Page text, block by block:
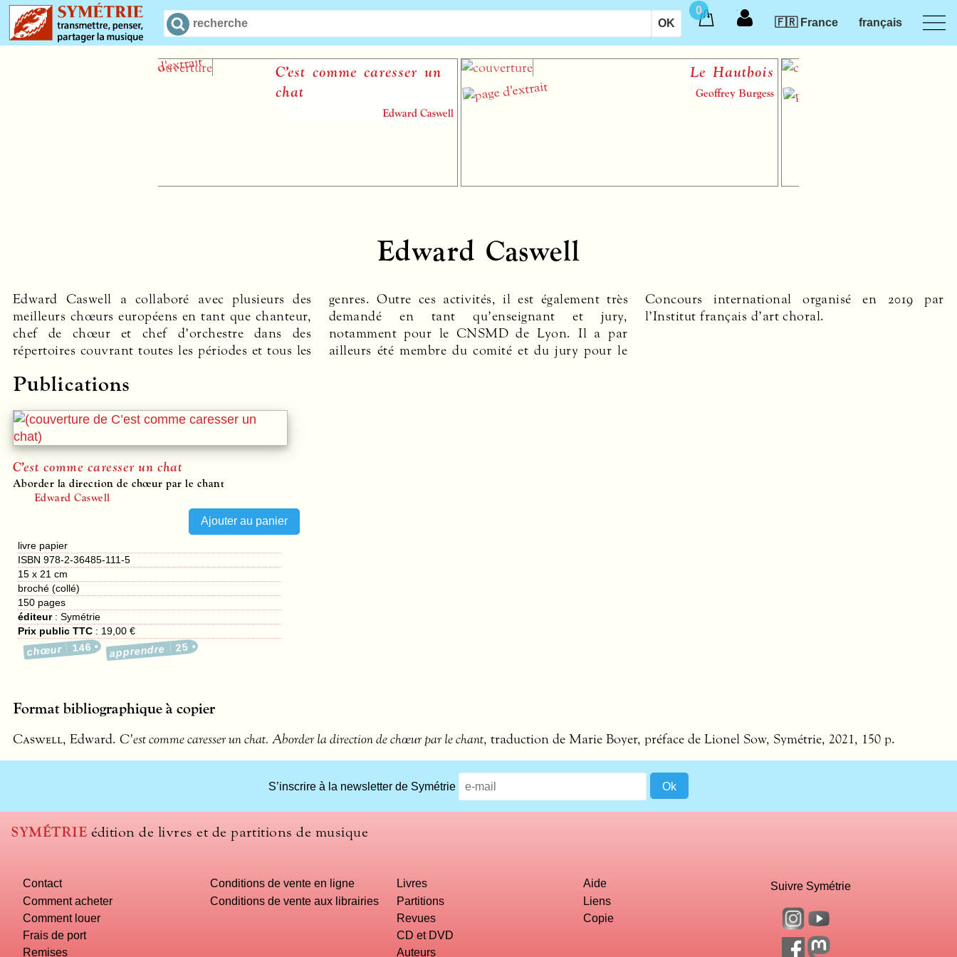
0
🇫🇷 France
français
C’est comme caresser un
chat
Edward Caswell
Le Hautbois
Geoffrey Burgess
Edward Caswell
Edward Caswell a collaboré avec plusieurs des
meilleurs chœurs européens en tant que chanteur,
chef de chœur et chef d’orchestre dans des
répertoires couvrant toutes les périodes et tous les
genres. Outre ces activités, il est également très
demandé en tant qu’enseignant et jury,
notamment pour le CNSMD de Lyon. Il a par
ailleurs été membre du comité et du jury pour le
Concours international organisé en 2019 par
l’Institut français d’art choral.
Publications
C’est comme caresser un chat
Aborder la direction de chœur par le chant
Edward Caswell
livre papier
ISBN 978-2-36485-111-5
15 x 21 cm
broché (collé)
150 pages
éditeur:Symétrie
Prix public TTC : 19,00 €
chœur 146 apprendre 25
Format bibliographique à copier
Caswell, Edward. C’est comme caresser un chat. Aborder la direction de chœur par le chant, traduction de Marie Boyer, préface de Lionel Sow, Symétrie, 2021, 150 p.
S’inscrire à la newsletter de Symétrie
SYMÉTRIE édition de livres et de partitions de musique
Contact
Comment acheter
Comment louer
Frais de port
Remises
Conditions de vente en ligne
Conditions de vente aux librairies
Livres
Partitions
Revues
CD et DVD
Auteurs
Aide
Liens
Copie
Suivre Symétrie